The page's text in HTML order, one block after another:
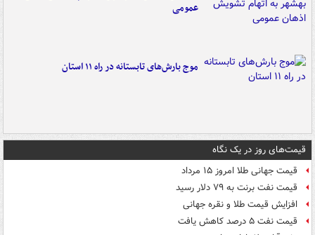
عمومی
موج بارش‌های تابستانه در راه ۱۱ استان
قیمت‌های روز در یک نگاه
قیمت جهانی طلا امروز ۱۵ مرداد
قیمت نفت برنت به ۷۹ دلار رسید
افزایش قیمت طلا و نقره جهانی
قیمت نفت ۵ درصد کاهش یافت